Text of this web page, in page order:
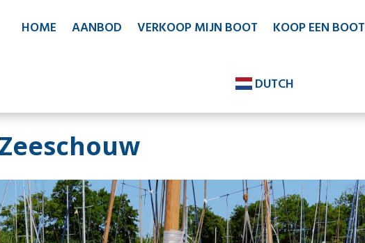
HOME AANBOD VERKOOP MIJN BOOT KOOP EEN BOOT
DUTCH